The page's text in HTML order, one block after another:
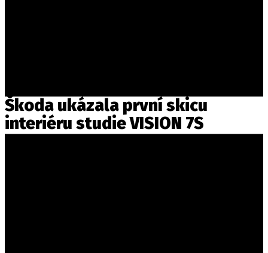
Škoda ukázala první skicu
interiéru studie VISION 7S